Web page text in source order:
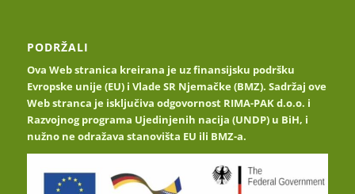
PODRŽALI
Ova Web stranica kreirana je uz finansijsku podršku
Evropske unije (EU) i Vlade SR Njemačke (BMZ). Sadržaj ove
Web stranca je isključiva odgovornost RIMA-PAK d.o.o. i
Razvojnog programa Ujedinjenih nacija (UNDP) u BiH, i
nužno ne odražava stanovišta EU ili BMZ-a.